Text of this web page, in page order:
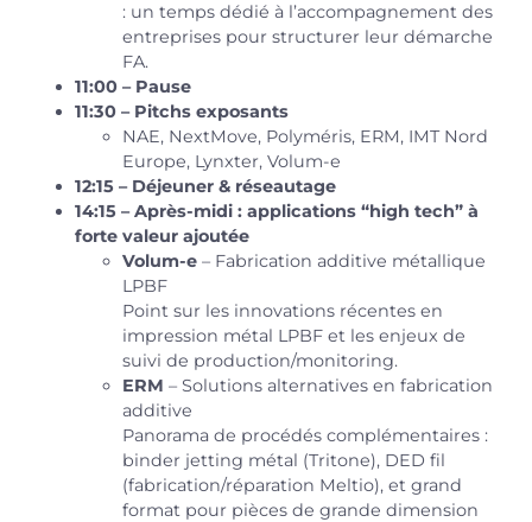
: un temps dédié à l’accompagnement des
entreprises pour structurer leur démarche
FA.
11:00 – Pause
11:30 – Pitchs exposants
NAE, NextMove, Polyméris, ERM, IMT Nord
Europe, Lynxter, Volum-e
12:15 – Déjeuner & réseautage
14:15 – Après-midi : applications “high tech” à
forte valeur ajoutée
Volum-e – Fabrication additive métallique
LPBF
Point sur les innovations récentes en
impression métal LPBF et les enjeux de
suivi de production/monitoring.
ERM – Solutions alternatives en fabrication
additive
Panorama de procédés complémentaires :
binder jetting métal (Tritone), DED fil
(fabrication/réparation Meltio), et grand
format pour pièces de grande dimension